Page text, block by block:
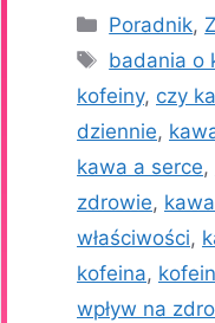
Kategorie
Poradnik,
Tagi
badania o
kofeiny, czy
dziennie,
kawa a serce,
zdrowie,
właściwości,
kofeina,
wpływ na